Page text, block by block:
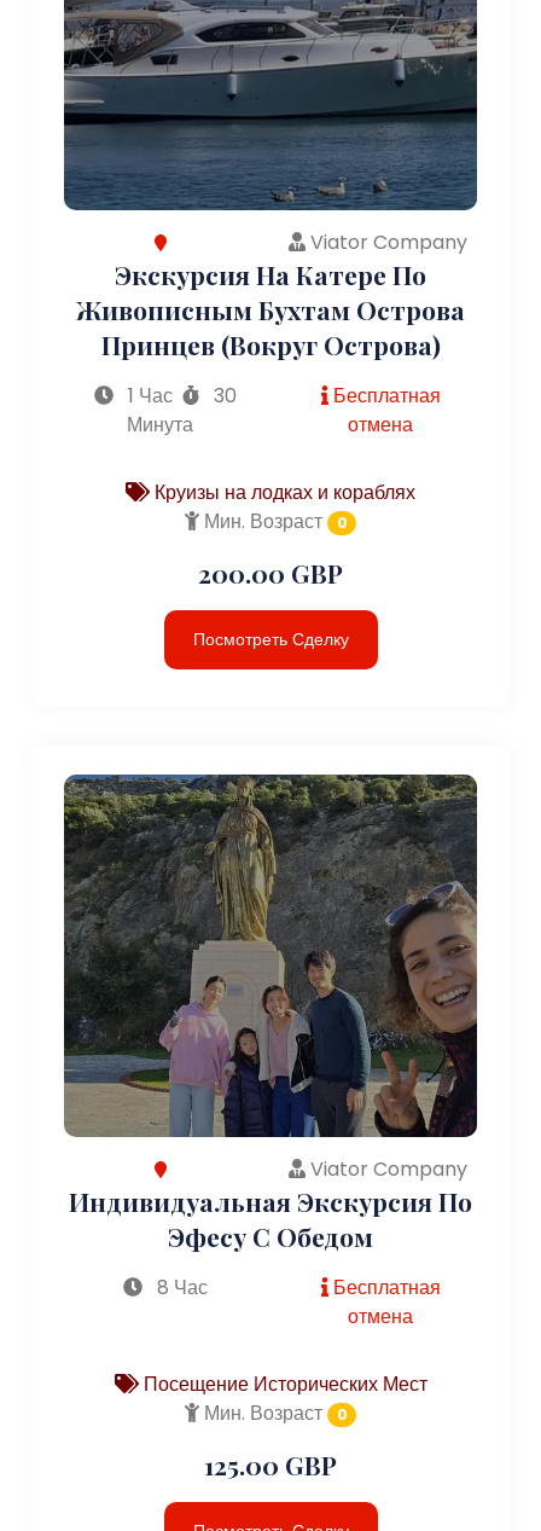
Viator Company
Экскурсия На Катере По
Живописным Бухтам Острова
Принцев (вокруг Острова)
1 Час
30
Минута
Бесплатная
отмена
Круизы на лодках и кораблях
Мин. Возраст
0
200.00 GBP
Посмотреть Сделку
Viator Company
Индивидуальная Экскурсия По
Эфесу С Обедом
8 Час
Бесплатная
отмена
Посещение Исторических Мест
Мин. Возраст
0
125.00 GBP